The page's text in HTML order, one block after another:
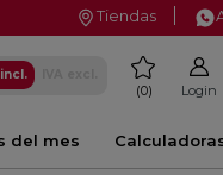
Tiendas
incl. favorite
0 Login
del mes